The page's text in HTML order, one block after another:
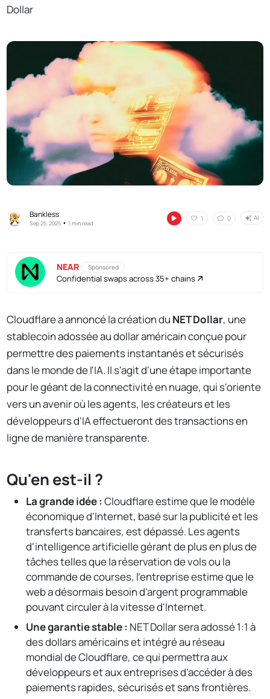
Dollar
Bankless
Sep 25, 2025 •1 min read
1 0 AI
NEAR Sponsored
Confidential swaps across 35+ chains
Cloudflare a annoncé la création du NET Dollar, une
stablecoin adossée au dollar américain conçue pour
permettre des paiements instantanés et sécurisés
dans le monde de l'IA. Il s'agit d'une étape importante
pour le géant de la connectivité en nuage, qui s'oriente
vers un avenir où les agents, les créateurs et les
développeurs d'IA effectueront des transactions en
ligne de manière transparente.
Qu'en est-il ?
La grande idée : Cloudflare estime que le modèle
économique d'Internet, basé sur la publicité et les
transferts bancaires, est dépassé. Les agents
d'intelligence artificielle gérant de plus en plus de
tâches telles que la réservation de vols ou la
commande de courses, l'entreprise estime que le
web a désormais besoin d'argent programmable
pouvant circuler à la vitesse d'Internet.
Une garantie stable : NET Dollar sera adossé 1:1 à
des dollars américains et intégré au réseau
mondial de Cloudflare, ce qui permettra aux
développeurs et aux entreprises d'accéder à des
paiements rapides, sécurisés et sans frontières.